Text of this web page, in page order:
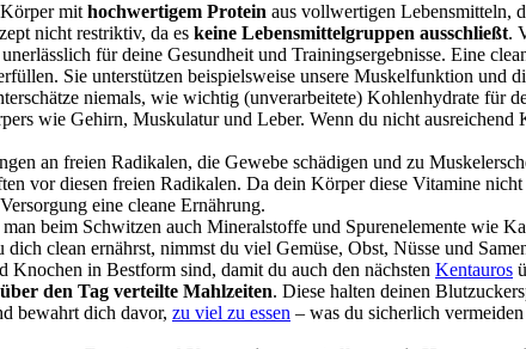
mit hochwertigem Protein aus vollwertigen Lebensmitteln,
nicht restriktiv, da es keine Lebensmittelgruppen ausschließt.
für deine Gesundheit und Trainingsergebnisse. Eine
Sie unterstützen beispielsweise unsere Muskelfunktion und
niemals, wie wichtig (unverarbeitete) Kohlenhydrate für
wie Gehirn, Muskulatur und Leber. Wenn du nicht
an freien Radikalen, die Gewebe schädigen und zu
vor diesen freien Radikalen. Da dein Körper diese Vitamine
eine cleane Ernährung.
man beim Schwitzen auch Mineralstoffe und Spurenelemente wie
clean ernährst, nimmst du viel Gemüse, Obst, Nüsse und
in Bestform sind, damit du auch den nächsten Kentauros
den Tag verteilte Mahlzeiten. Diese halten deinen
bewahrt dich davor, zu viel zu essen – was du sicherlich